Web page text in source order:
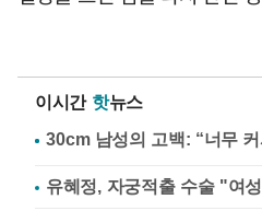
이시간 핫뉴스
유혜정, 자궁적출 수술 "여